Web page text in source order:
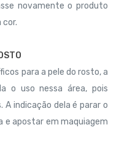
novamente o produto
cor.
para a pele do rosto, a
o uso nessa área, pois
A indicação dela é parar o
e apostar em maquiagem